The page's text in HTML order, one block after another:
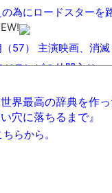
為にロードスターを
（57） 主演映画、消
テレビの仲間入り・
ャンセルしました。
る・・・NEW!
メンでマシマシした
庭環境や毒親とのト
をどう除外するか」
界最高の辞典を作
穴に落ちるまで』
らから。